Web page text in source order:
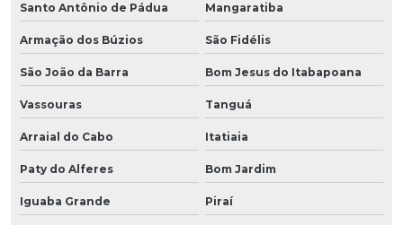
Santo Antônio de Pádua Mangaratiba
Armação dos Búzios São Fidélis
São João da Barra Bom Jesus do Itabapoana
Vassouras Tanguá
Arraial do Cabo Itatiaia
Paty do Alferes Bom Jardim
Iguaba Grande Piraí